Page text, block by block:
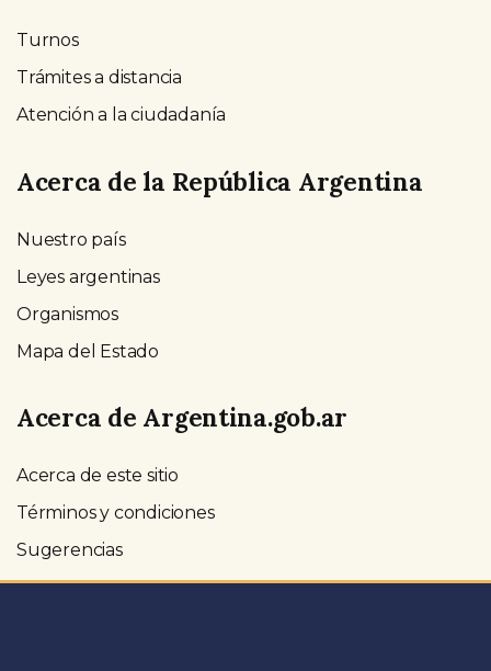
Turnos
Trámites a distancia
Atención a la ciudadanía
Acerca de la República Argentina
Nuestro país
Leyes argentinas
Organismos
Mapa del Estado
Acerca de Argentina.gob.ar
Acerca de este sitio
Términos y condiciones
Sugerencias